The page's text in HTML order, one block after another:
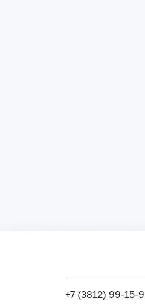
+7 (3812) 99-15-